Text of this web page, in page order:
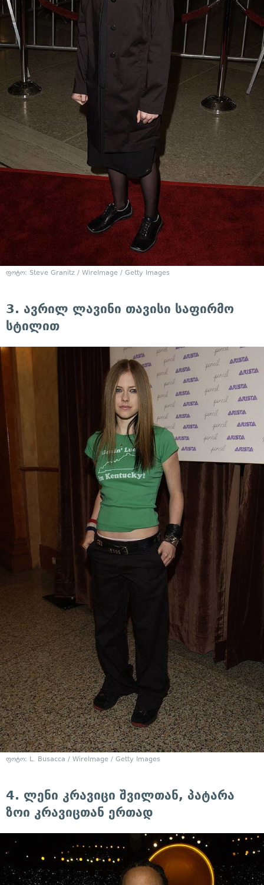
ფოტო: Steve Granitz / WireImage / Getty Images
3. ავრილ ლავინი თავისი საფირმო
სტილით
ფოტო: L. Busacca / WireImage / Getty Images
4. ლენი კრავიცი შვილთან, პატარა
ზოი კრავიცთან ერთად